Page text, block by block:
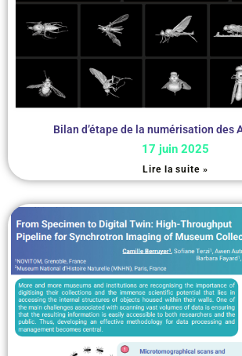
Bilan d’étape de la numérisation des
17 juin 2025
Lire la suite »